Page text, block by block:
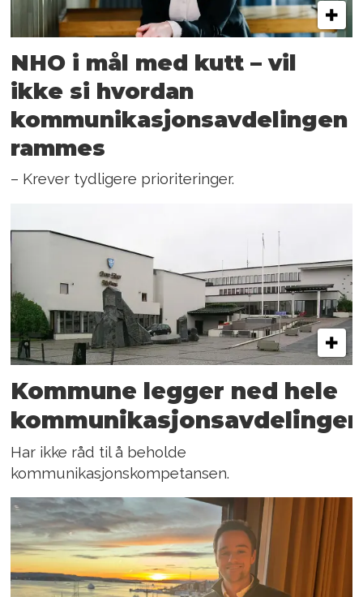
NHO i mål med kutt – vil
ikke si hvordan
kommunikasjonsavdelingen
rammes
– Krever tydligere prioriteringer.
Kommune legger ned hele
kommunikasjonsavdelingen
Har ikke råd til å beholde
kommunikasjonskompetansen.